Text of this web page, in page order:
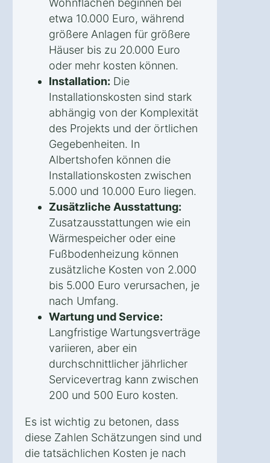
Wohnflächen beginnen bei
etwa 10.000 Euro, während
größere Anlagen für größere
Häuser bis zu 20.000 Euro
oder mehr kosten können.
Installation: Die
Installationskosten sind stark
abhängig von der Komplexität
des Projekts und der örtlichen
Gegebenheiten. In
Albertshofen können die
Installationskosten zwischen
5.000 und 10.000 Euro liegen.
Zusätzliche Ausstattung:
Zusatzausstattungen wie ein
Wärmespeicher oder eine
Fußbodenheizung können
zusätzliche Kosten von 2.000
bis 5.000 Euro verursachen, je
nach Umfang.
Wartung und Service:
Langfristige Wartungsverträge
variieren, aber ein
durchschnittlicher jährlicher
Servicevertrag kann zwischen
200 und 500 Euro kosten.
Es ist wichtig zu betonen, dass
diese Zahlen Schätzungen sind und
die tatsächlichen Kosten je nach